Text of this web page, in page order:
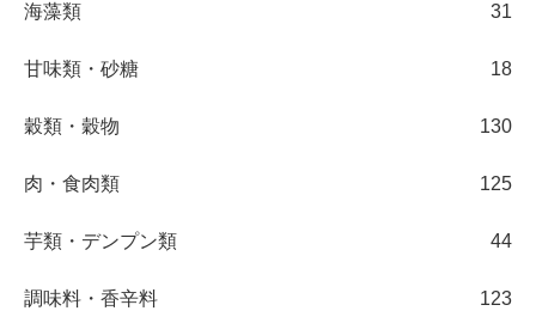
海藻類 31
甘味類・砂糖 18
穀類・穀物 130
肉・食肉類 125
芋類・デンプン類 44
調味料・香辛料 123